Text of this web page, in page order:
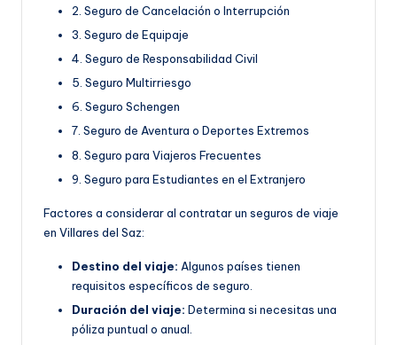
2. Seguro de Cancelación o Interrupción
3. Seguro de Equipaje
4. Seguro de Responsabilidad Civil
5. Seguro Multirriesgo
6. Seguro Schengen
7. Seguro de Aventura o Deportes Extremos
8. Seguro para Viajeros Frecuentes
9. Seguro para Estudiantes en el Extranjero
Factores a considerar al contratar un seguros de viaje
en Villares del Saz:
Destino del viaje: Algunos países tienen
requisitos específicos de seguro.
Duración del viaje: Determina si necesitas una
póliza puntual o anual.